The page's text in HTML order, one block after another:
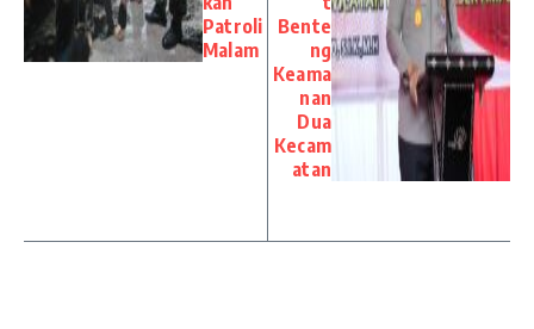
Patroli
Malam
Bente
ng
Keama
nan
Dua
Kecam
atan